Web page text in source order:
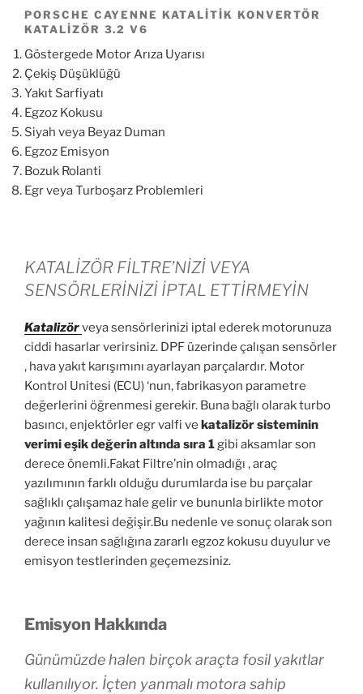
PORSCHE CAYENNE KATALITIK KONVERTÖR
KATALIZÖR 3.2 V6
Göstergede Motor Arıza Uyarısı
Çekiş Düşüklüğü
Yakıt Sarfiyatı
Egzoz Kokusu
Siyah veya Beyaz Duman
Egzoz Emisyon
Bozuk Rolanti
Egr veya Turboşarz Problemleri
KATALİZÖR FİLTRE’NİZİ VEYA
SENSÖRLERİNİZİ İPTAL ETTİRMEYİN
Katalizörveya sensörlerinizi iptal ederek motorunuza
ciddi hasarlar verirsiniz. DPF üzerinde çalışan sensörler
, hava yakıt karışımını ayarlayan parçalardır. Motor
Kontrol Unitesi (ECU) ‘nun, fabrikasyon parametre
değerlerini öğrenmesi gerekir. Buna bağlı olarak turbo
basıncı, enjektörler egr valfi ve katalizör sisteminin
verimi eşik değerin altında sıra 1gibi aksamlar son
derece önemli.Fakat Filtre’nin olmadığı , araç
yazılımının farklı olduğu durumlarda ise bu parçalar
sağlıklı çalışamaz hale gelir ve bununla birlikte motor
yağının kalitesi değişir.Bu nedenle ve sonuç olarak son
derece insan sağlığına zararlı egzoz kokusu duyulur ve
emisyon testlerinden geçemezsiniz.
Emisyon Hakkında
Günümüzde halen birçok araçta fosil yakıtlar
kullanılıyor. İçten yanmalı motora sahip